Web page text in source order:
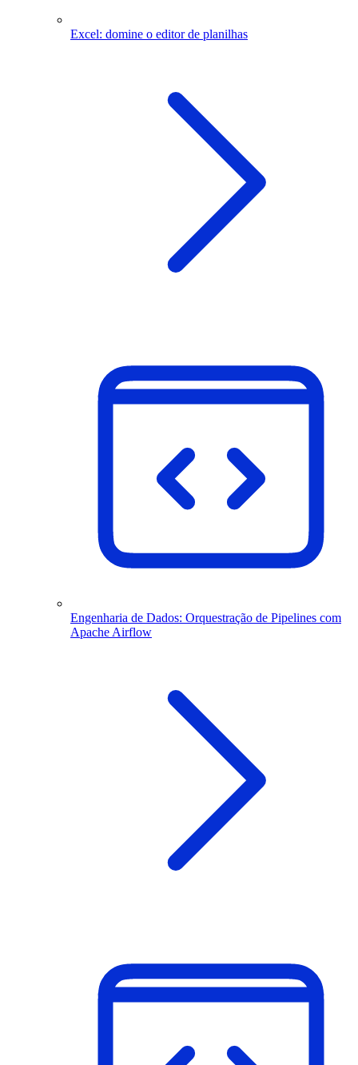
Excel: domine o editor de planilhas
Engenharia de Dados: Orquestração de Pipelines com
Apache Airflow